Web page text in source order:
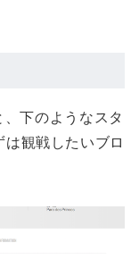
下のようなスタ
観戦したいブロ